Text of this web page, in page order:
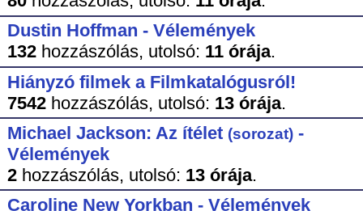
Dustin Hoffman - Vélemények
132hozzászólás, utolsó: 11 órája.
Hiányzó filmek a Filmkatalógusról!
7542hozzászólás, utolsó: 13 órája.
Michael Jackson: Az ítélet (sorozat)-
Vélemények
2hozzászólás, utolsó: 13 órája.
Caroline New Yorkban - Vélemények